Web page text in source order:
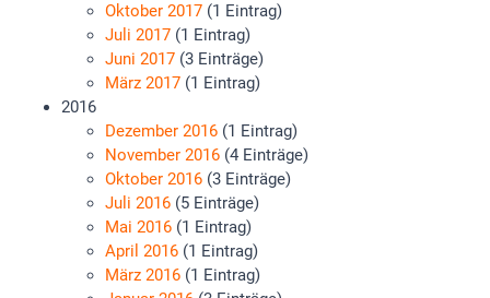
Oktober 2017 (1 Eintrag)
Juli 2017 (1 Eintrag)
Juni 2017 (3 Einträge)
März 2017 (1 Eintrag)
2016
Dezember 2016 (1 Eintrag)
November 2016 (4 Einträge)
Oktober 2016 (3 Einträge)
Juli 2016 (5 Einträge)
Mai 2016 (1 Eintrag)
April 2016 (1 Eintrag)
März 2016 (1 Eintrag)